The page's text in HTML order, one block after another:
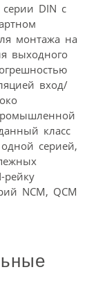
DIN с
монтажа на
выходного
вход/
класс
серией,
рейку
NCM, QCM